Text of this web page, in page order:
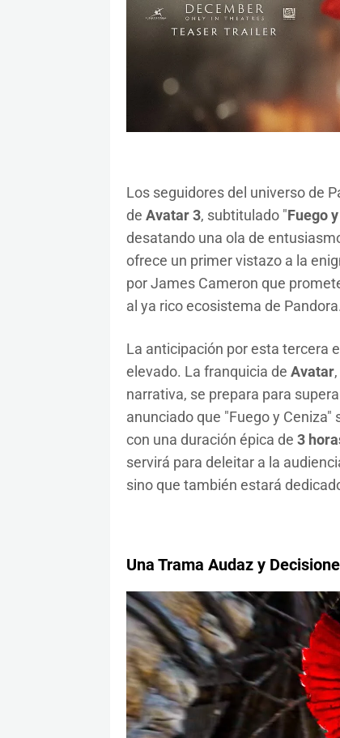
Los seguidores del universo de
de Avatar 3, subtitulado "Fuego
desatando una ola de
ofrece un primer vistazo a la
por James Cameron que
al ya rico ecosistema de Pandora.
La anticipación por esta tercera
elevado. La franquicia de Avatar
narrativa, se prepara para
anunciado que "Fuego y
con una duración épica de 3
servirá para deleitar a la
sino que también estará
Una Trama Audaz y